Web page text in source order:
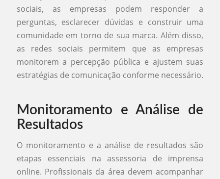
sociais, as empresas podem responder a
perguntas, esclarecer dúvidas e construir uma
comunidade em torno de sua marca. Além disso,
as redes sociais permitem que as empresas
monitorem a percepção pública e ajustem suas
estratégias de comunicação conforme necessário.
Monitoramento e Análise de
Resultados
O monitoramento e a análise de resultados são
etapas essenciais na assessoria de imprensa
online. Profissionais da área devem acompanhar